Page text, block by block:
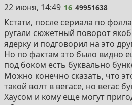
16
22 июня, 14:49 16 49951638
Кстати, после сериала по
ругали сюжетный поворот
ядерку и подговорил на это
Но по фактам это было видно
под боком есть буквально
Можно конечно сказать, что
такой волт в вегасе, но вегас
Хаусом и кому еще могут